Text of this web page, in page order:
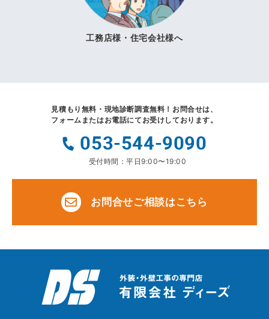
工務店様・住宅会社様へ
見積もり無料・現地診断調査無料！ お問合せは、
フォームまたはお電話にてお受けしております。
053-544-9090
受付時間：平日9:00〜19:00
お問合せご相談はこちら